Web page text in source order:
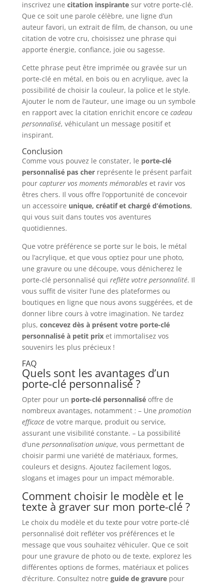
inscrivez une citation inspirantesur votre porte-clé.
Que ce soit une parole célèbre, une ligne d’un
auteur favori, un extrait de film, de chanson, ou une
citation de votre cru, choisissez une phrase qui
apporte énergie, confiance, joie ou sagesse.
Cette phrase peut être imprimée ou gravée sur un
porte-clé en métal, en bois ou en acrylique, avec la
possibilité de choisir la couleur, la police et le style.
Ajouter le nom de l’auteur, une image ou un symbole
en rapport avec la citation enrichit encore ce cadeau
personnalisé, véhiculant un message positif et
inspirant.
Conclusion
Comme vous pouvez le constater, le porte-clé
personnalisé pas cherreprésente le présent parfait
pour capturer vos moments mémorableset ravir vos
êtres chers. Il vous offre l’opportunité de concevoir
un accessoire unique, créatif et chargé d’émotions,
qui vous suit dans toutes vos aventures
quotidiennes.
Que votre préférence se porte sur le bois, le métal
ou l’acrylique, et que vous optiez pour une photo,
une gravure ou une découpe, vous dénicherez le
porte-clé personnalisé qui reflète votre personnalité. Il
vous suffit de visiter l’une des plateformes ou
boutiques en ligne que nous avons suggérées, et de
donner libre cours à votre imagination. Ne tardez
plus, concevez dès à présent votre porte-clé
personnalisé à petit prixet immortalisez vos
souvenirs les plus précieux !
FAQ
Quels sont les avantages d’un
porte-clé personnalisé ?
Opter pour un porte-clé personnaliséoffre de
nombreux avantages, notamment : – Une promotion
efficacede votre marque, produit ou service,
assurant une visibilité constante. – La possibilité
d’une personnalisation unique, vous permettant de
choisir parmi une variété de matériaux, formes,
couleurs et designs. Ajoutez facilement logos,
slogans et images pour un impact mémorable.
Comment choisir le modèle et le
texte à graver sur mon porte-clé ?
Le choix du modèle et du texte pour votre porte-clé
personnalisé doit refléter vos préférences et le
message que vous souhaitez véhiculer. Que ce soit
pour une gravure de photo ou de texte, explorez les
différentes options de formes, matériaux et polices
d’écriture. Consultez notre guide de gravurepour